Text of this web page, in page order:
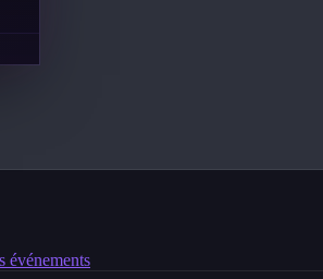
événements